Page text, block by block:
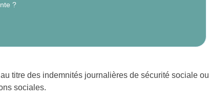
?
titre des indemnités journalières de sécurité sociale ou
sociales.